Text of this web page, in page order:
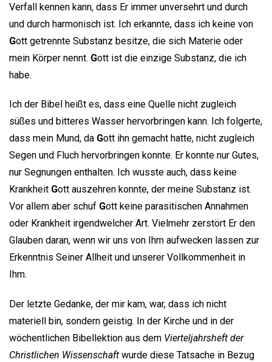
Verfall kennen kann, dass Er immer unversehrt und durch
und durch harmonisch ist. Ich erkannte, dass ich keine von
Gott getrennte Substanz besitze, die sich Materie oder
mein Körper nennt. Gott ist die einzige Substanz, die ich
habe.
Ich der Bibel heißt es, dass eine Quelle nicht zugleich
süßes und bitteres Wasser hervorbringen kann. Ich folgerte,
dass mein Mund, da Gott ihn gemacht hatte, nicht zugleich
Segen und Fluch hervorbringen konnte. Er konnte nur Gutes,
nur Segnungen enthalten. Ich wusste auch, dass keine
Krankheit Gott auszehren konnte, der meine Substanz ist.
Vor allem aber schuf Gott keine parasitischen Annahmen
oder Krankheit irgendwelcher Art. Vielmehr zerstört Er den
Glauben daran, wenn wir uns von Ihm aufwecken lassen zur
Erkenntnis Seiner Allheit und unserer Vollkommenheit in
Ihm.
Der letzte Gedanke, der mir kam, war, dass ich nicht
materiell bin, sondern geistig. In der Kirche und in der
wöchentlichen Bibellektion aus dem Vierteljahrsheft der
Christlichen Wissenschaft wurde diese Tatsache in Bezug